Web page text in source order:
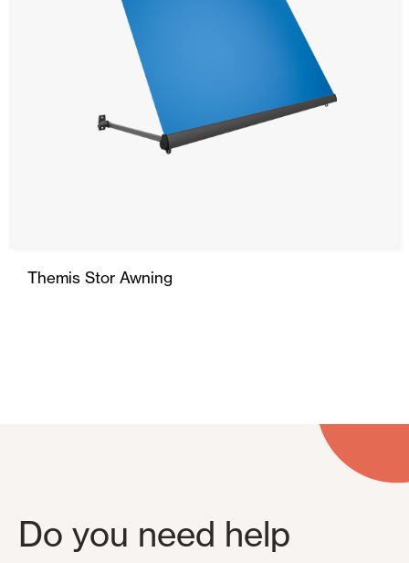
Themis Stor Awning
Do you need help